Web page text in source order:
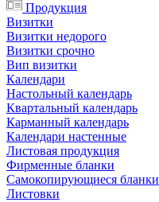
Продукция
Визитки
Визитки недорого
Визитки срочно
Вип визитки
Календари
Настольный календарь
Квартальный календарь
Карманный календарь
Календари настенные
Листовая продукция
Фирменные бланки
Самокопирующиеся бланки
Листовки